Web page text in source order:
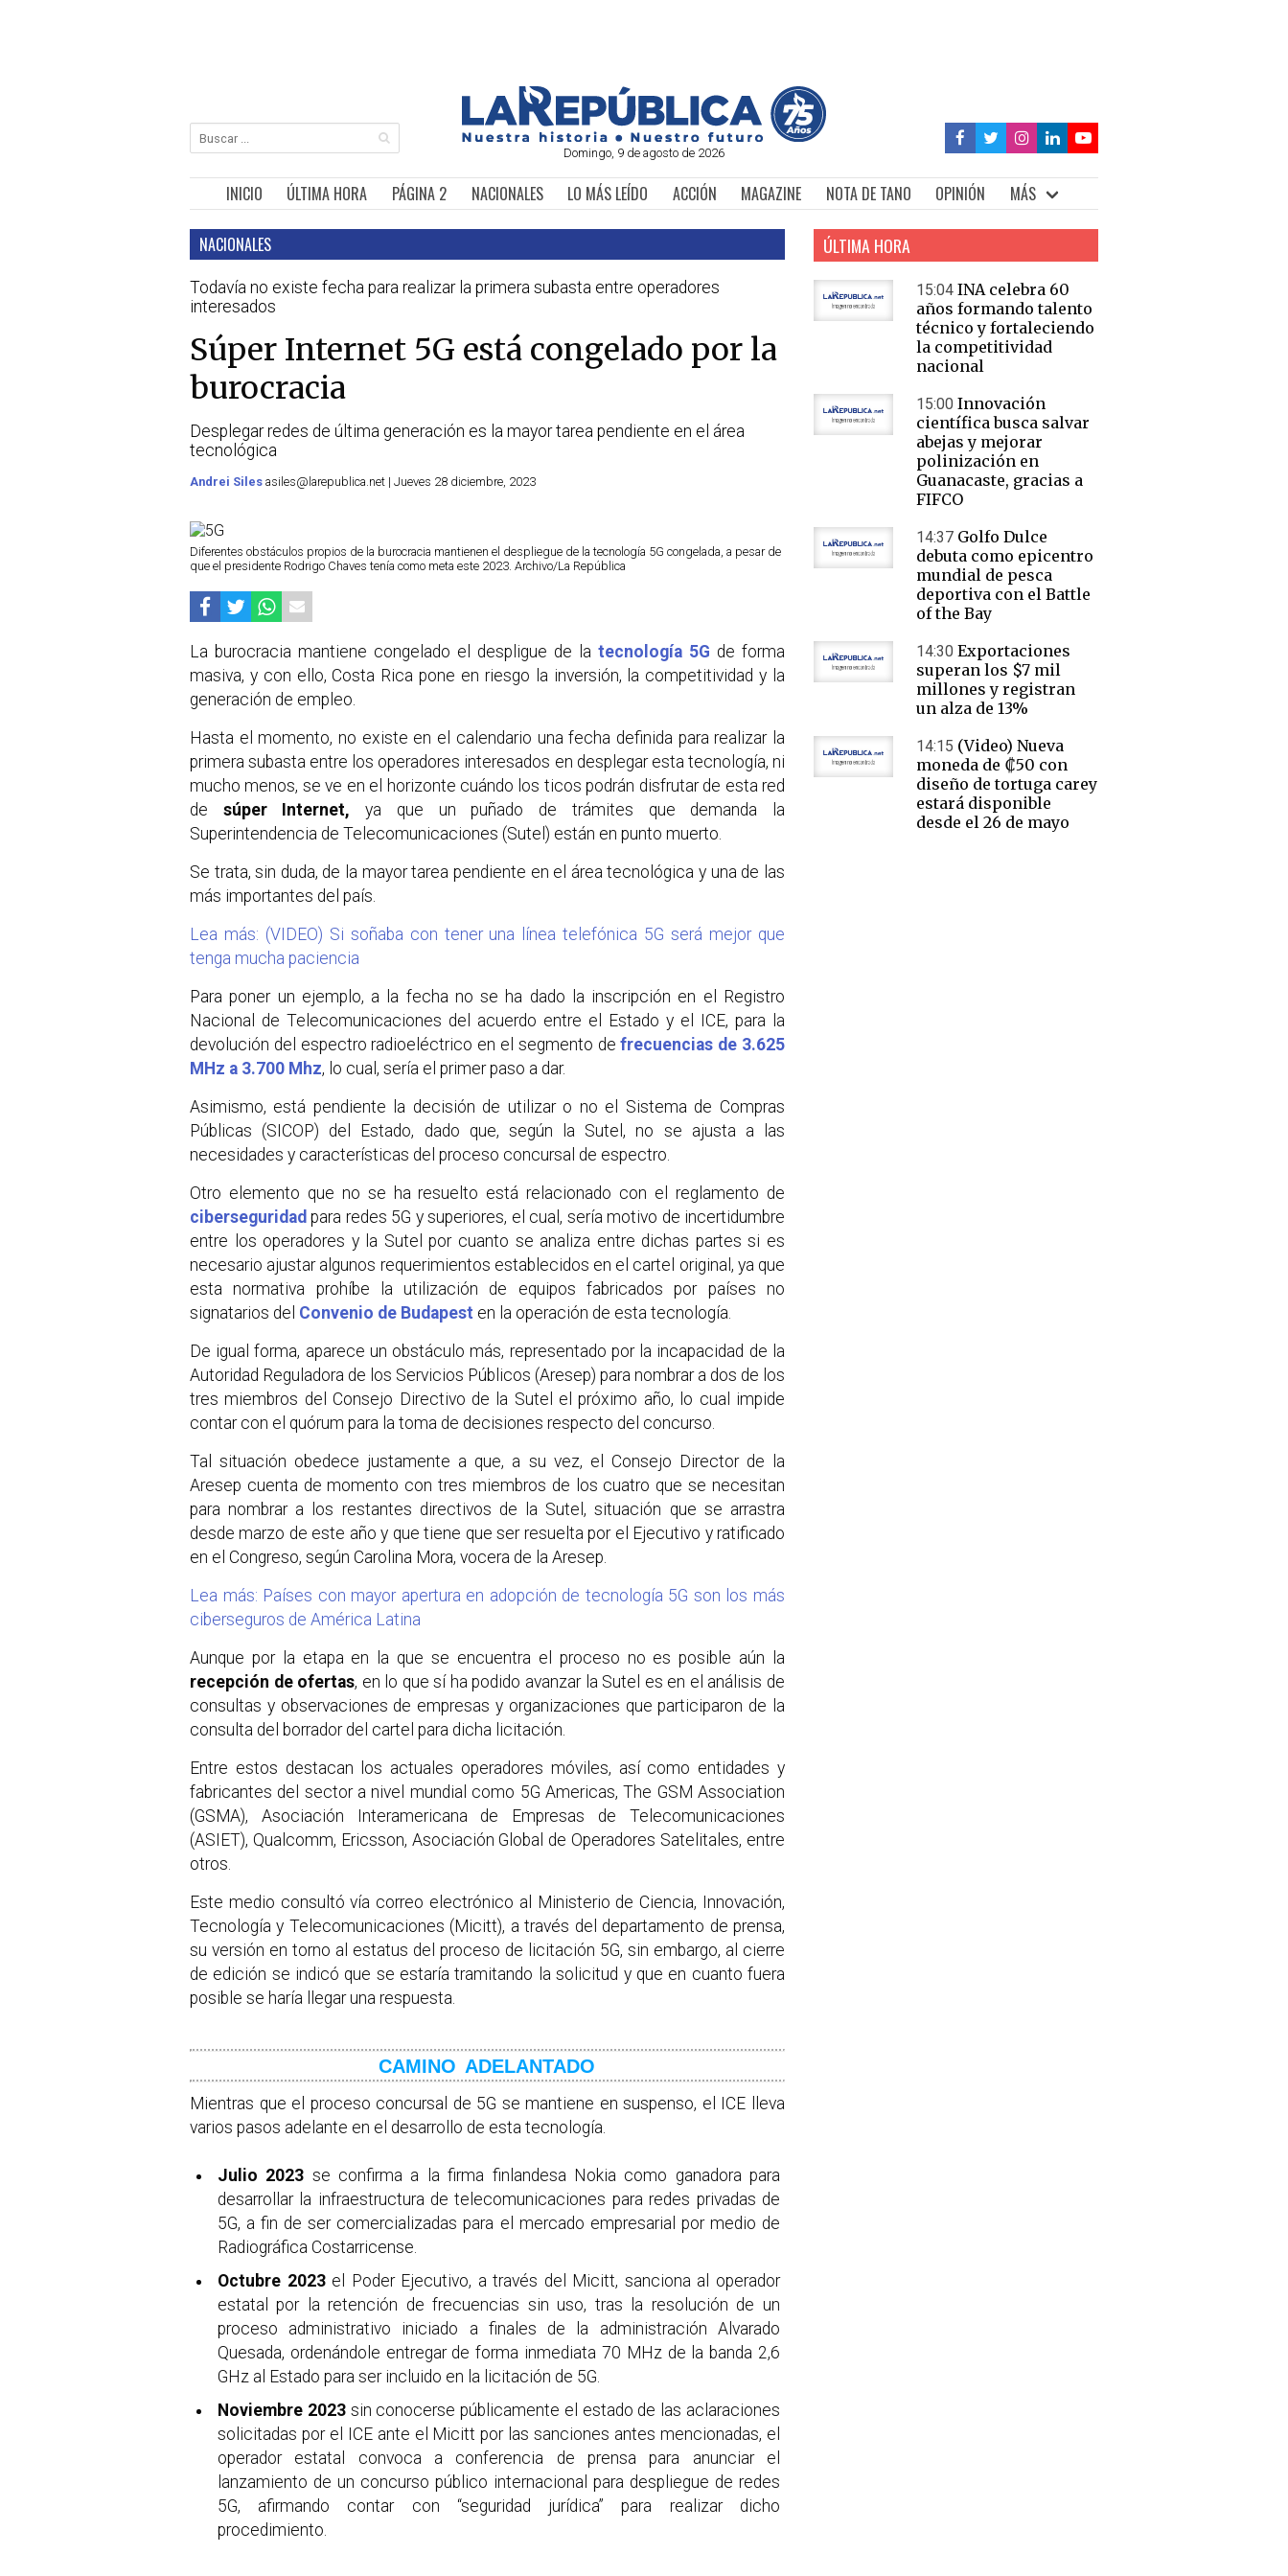
Domingo, 9 de agosto de 2026
INICIO ÚLTIMA HORA PÁGINA 2 NACIONALES LO MÁS LEÍDO ACCIÓN MAGAZINE NOTA DE TANO OPINIÓN MÁS
NACIONALES
Todavía no existe fecha para realizar la primera subasta entre operadores
interesados
Súper Internet 5G está congelado por la
burocracia
Desplegar redes de última generación es la mayor tarea pendiente en el área
tecnológica
Andrei Siles asiles@larepublica.net | Jueves 28 diciembre, 2023
Diferentes obstáculos propios de la burocracia mantienen el despliegue de la tecnología 5G congelada, a pesar de
que el presidente Rodrigo Chaves tenía como meta este 2023. Archivo/La República
La burocracia mantiene congelado el despligue de la tecnología 5G de forma
masiva, y con ello, Costa Rica pone en riesgo la inversión, la competitividad y la
generación de empleo.
Hasta el momento, no existe en el calendario una fecha definida para realizar la
primera subasta entre los operadores interesados en desplegar esta tecnología, ni
mucho menos, se ve en el horizonte cuándo los ticos podrán disfrutar de esta red
de súper Internet, ya que un puñado de trámites que demanda la
Superintendencia de Telecomunicaciones (Sutel) están en punto muerto.
Se trata, sin duda, de la mayor tarea pendiente en el área tecnológica y una de las
más importantes del país.
Lea más: (VIDEO) Si soñaba con tener una línea telefónica 5G será mejor que
tenga mucha paciencia
Para poner un ejemplo, a la fecha no se ha dado la inscripción en el Registro
Nacional de Telecomunicaciones del acuerdo entre el Estado y el ICE, para la
devolución del espectro radioeléctrico en el segmento defrecuencias de 3.625
MHz a 3.700 Mhz, lo cual, sería el primer paso a dar.
Asimismo, está pendiente la decisión de utilizar o no el Sistema de Compras
Públicas (SICOP) del Estado, dado que, según la Sutel, no se ajusta a las
necesidades y características del proceso concursal de espectro.
Otro elemento que no se ha resuelto está relacionado con el reglamento de
ciberseguridad para redes 5G y superiores, el cual, sería motivo de incertidumbre
entre los operadores y la Sutel por cuanto se analiza entre dichas partes si es
necesario ajustar algunos requerimientos establecidos en el cartel original, ya que
esta normativa prohíbe la utilización de equipos fabricados por países no
signatarios del Convenio de Budapest en la operación de esta tecnología.
De igual forma, aparece un obstáculo más, representado por la incapacidad de la
Autoridad Reguladora de los Servicios Públicos (Aresep) para nombrar a dos de los
tres miembros del Consejo Directivo de la Sutel el próximo año, lo cual impide
contar con el quórum para la toma de decisiones respecto del concurso.
Tal situación obedece justamente a que, a su vez, el Consejo Director de la
Aresep cuenta de momento con tres miembros de los cuatro que se necesitan
para nombrar a los restantes directivos de la Sutel, situación que se arrastra
desde marzo de este año y que tiene que ser resuelta por el Ejecutivo y ratificado
en el Congreso, según Carolina Mora, vocera de la Aresep.
Lea más: Países con mayor apertura en adopción de tecnología 5G son los más
ciberseguros de América Latina
Aunque por la etapa en la que se encuentra el proceso no es posible aún la
recepción de ofertas, en lo que sí ha podido avanzar la Sutel es en el análisis de
consultas y observaciones de empresas y organizaciones que participaron de la
consulta del borrador del cartel para dicha licitación.
Entre estos destacan los actuales operadores móviles, así como entidades y
fabricantes del sector a nivel mundial como 5G Americas, The GSM Association
(GSMA), Asociación Interamericana de Empresas de Telecomunicaciones
(ASIET), Qualcomm, Ericsson, Asociación Global de Operadores Satelitales, entre
otros.
Este medio consultó vía correo electrónico al Ministerio de Ciencia, Innovación,
Tecnología y Telecomunicaciones (Micitt), a través del departamento de prensa,
su versión en torno al estatus del proceso de licitación 5G, sin embargo, al cierre
de edición se indicó que se estaría tramitando la solicitud y que en cuanto fuera
posible se haría llegar una respuesta.
CAMINO ADELANTADO
Mientras que el proceso concursal de 5G se mantiene en suspenso, el ICE lleva
varios pasos adelante en el desarrollo de esta tecnología.
Julio 2023 se confirma a la firma finlandesa Nokia como ganadora para
desarrollar la infraestructura de telecomunicaciones para redes privadas de
5G, a fin de ser comercializadas para el mercado empresarial por medio de
Radiográfica Costarricense.
Octubre 2023 el Poder Ejecutivo, a través del Micitt, sanciona al operador
estatal por la retención de frecuencias sin uso, tras la resolución de un
proceso administrativo iniciado a finales de la administración Alvarado
Quesada, ordenándole entregar de forma inmediata 70 MHz de la banda 2,6
GHz al Estado para ser incluido en la licitación de 5G.
Noviembre 2023 sin conocerse públicamente el estado de las aclaraciones
solicitadas por el ICE ante el Micitt por las sanciones antes mencionadas, el
operador estatal convoca a conferencia de prensa para anunciar el
lanzamiento de un concurso público internacional para despliegue de redes
5G, afirmando contar con “seguridad jurídica” para realizar dicho
procedimiento.
ÚLTIMA HORA
15:04 INA celebra 60
años formando talento
técnico y fortaleciendo
la competitividad
nacional
15:00 Innovación
científica busca salvar
abejas y mejorar
polinización en
Guanacaste, gracias a
FIFCO
14:37 Golfo Dulce
debuta como epicentro
mundial de pesca
deportiva con el Battle
of the Bay
14:30 Exportaciones
superan los $7 mil
millones y registran
un alza de 13%
14:15 (Video) Nueva
moneda de ₡50 con
diseño de tortuga carey
estará disponible
desde el 26 de mayo